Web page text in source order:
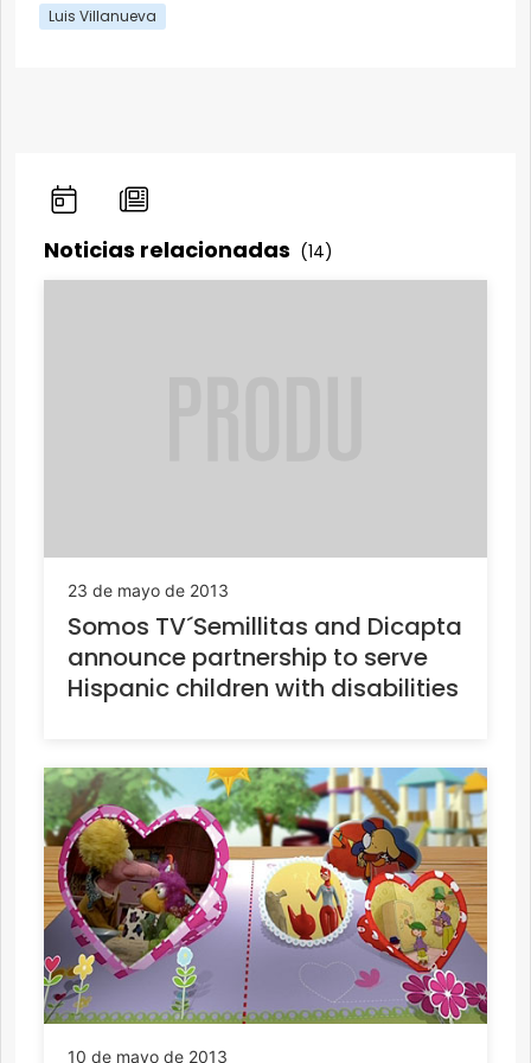
Luis Villanueva
Noticias relacionadas (14)
23 de mayo de 2013
Somos TV´Semillitas and Dicapta
announce partnership to serve
Hispanic children with disabilities
10 de mayo de 2013